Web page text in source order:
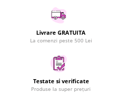
Accesorii tablete
Laptopuri si Accesorii
Telefoane Mobile & accesorii
Wearable & Gadgeturi
Electrocasnice & Climatizare
Accesorii si piese masini spalat
rufe si uscatoare
Livrare GRATUITA
La comenzi peste 500 Lei
Testate si verificate
Produse la super prețuri